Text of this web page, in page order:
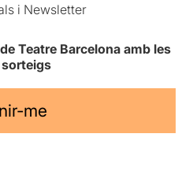
i Newsletter
Teatre Barcelona amb les
me